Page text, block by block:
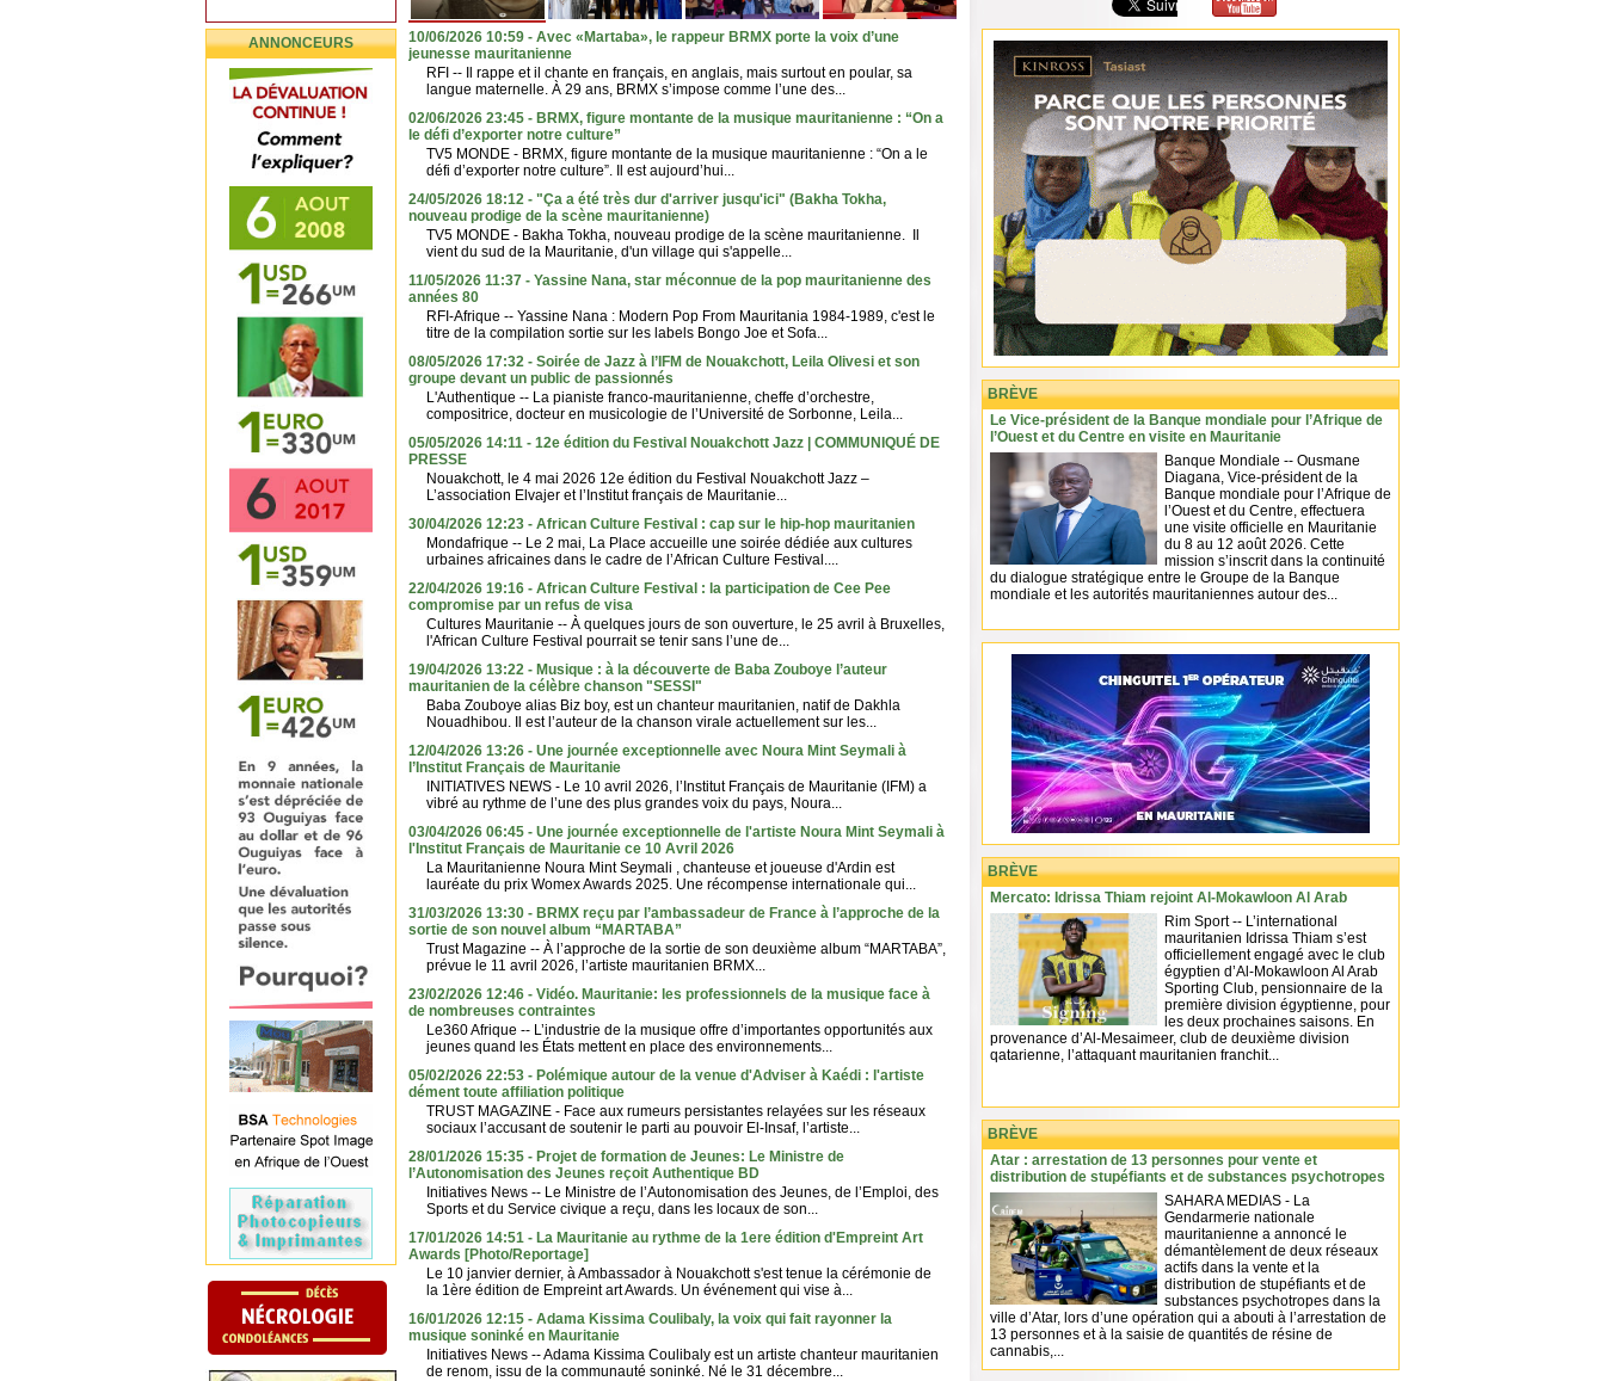
ANNONCEURS
10/06/2026 10:59 - Avec «Martaba», le rappeur BRMX porte la voix d’une
jeunesse mauritanienne
RFI -- Il rappe et il chante en français, en anglais, mais surtout en poular, sa
langue maternelle. À 29 ans, BRMX s’impose comme l’une des...
02/06/2026 23:45 - BRMX, figure montante de la musique mauritanienne : “On a
le défi d’exporter notre culture”
TV5 MONDE - BRMX, figure montante de la musique mauritanienne : “On a le
défi d’exporter notre culture”. Il est aujourd’hui...
24/05/2026 18:12 - "Ça a été très dur d'arriver jusqu'ici" (Bakha Tokha,
nouveau prodige de la scène mauritanienne)
TV5 MONDE - Bakha Tokha, nouveau prodige de la scène mauritanienne. Il
vient du sud de la Mauritanie, d'un village qui s'appelle...
11/05/2026 11:37 - Yassine Nana, star méconnue de la pop mauritanienne des
années 80
RFI-Afrique -- Yassine Nana : Modern Pop From Mauritania 1984-1989, c'est le
titre de la compilation sortie sur les labels Bongo Joe et Sofa...
08/05/2026 17:32 - Soirée de Jazz à l’IFM de Nouakchott, Leila Olivesi et son
groupe devant un public de passionnés
L'Authentique -- La pianiste franco-mauritanienne, cheffe d’orchestre,
compositrice, docteur en musicologie de l’Université de Sorbonne, Leila...
05/05/2026 14:11 - 12e édition du Festival Nouakchott Jazz | COMMUNIQUÉ DE
PRESSE
Nouakchott, le 4 mai 2026 12e édition du Festival Nouakchott Jazz –
L’association Elvajer et l’Institut français de Mauritanie...
30/04/2026 12:23 - African Culture Festival : cap sur le hip-hop mauritanien
Mondafrique -- Le 2 mai, La Place accueille une soirée dédiée aux cultures
urbaines africaines dans le cadre de l’African Culture Festival....
22/04/2026 19:16 - African Culture Festival : la participation de Cee Pee
compromise par un refus de visa
Cultures Mauritanie -- À quelques jours de son ouverture, le 25 avril à Bruxelles,
l'African Culture Festival pourrait se tenir sans l’une de...
19/04/2026 13:22 - Musique : à la découverte de Baba Zouboye l’auteur
mauritanien de la célèbre chanson "SESSI"
Baba Zouboye alias Biz boy, est un chanteur mauritanien, natif de Dakhla
Nouadhibou. Il est l’auteur de la chanson virale actuellement sur les...
12/04/2026 13:26 - Une journée exceptionnelle avec Noura Mint Seymali à
l’Institut Français de Mauritanie
INITIATIVES NEWS - Le 10 avril 2026, l’Institut Français de Mauritanie (IFM) a
vibré au rythme de l’une des plus grandes voix du pays, Noura...
03/04/2026 06:45 - Une journée exceptionnelle de l'artiste Noura Mint Seymali à
l'Institut Français de Mauritanie ce 10 Avril 2026
La Mauritanienne Noura Mint Seymali , chanteuse et joueuse d'Ardin est
lauréate du prix Womex Awards 2025. Une récompense internationale qui...
31/03/2026 13:30 - BRMX reçu par l’ambassadeur de France à l’approche de la
sortie de son nouvel album “MARTABA”
Trust Magazine -- À l’approche de la sortie de son deuxième album “MARTABA”,
prévue le 11 avril 2026, l’artiste mauritanien BRMX...
23/02/2026 12:46 - Vidéo. Mauritanie: les professionnels de la musique face à
de nombreuses contraintes
Le360 Afrique -- L’industrie de la musique offre d’importantes opportunités aux
jeunes quand les États mettent en place des environnements...
05/02/2026 22:53 - Polémique autour de la venue d'Adviser à Kaédi : l'artiste
dément toute affiliation politique
TRUST MAGAZINE - Face aux rumeurs persistantes relayées sur les réseaux
sociaux l’accusant de soutenir le parti au pouvoir El-Insaf, l’artiste...
28/01/2026 15:35 - Projet de formation de Jeunes: Le Ministre de
l’Autonomisation des Jeunes reçoit Authentique BD
Initiatives News -- Le Ministre de l’Autonomisation des Jeunes, de l’Emploi, des
Sports et du Service civique a reçu, dans les locaux de son...
17/01/2026 14:51 - La Mauritanie au rythme de la 1ere édition d'Empreint Art
Awards [Photo/Reportage]
Le 10 janvier dernier, à Ambassador à Nouakchott s'est tenue la cérémonie de
la 1ère édition de Empreint art Awards. Un événement qui vise à...
16/01/2026 12:15 - Adama Kissima Coulibaly, la voix qui fait rayonner la
musique soninké en Mauritanie
Initiatives News -- Adama Kissima Coulibaly est un artiste chanteur mauritanien
de renom, issu de la communauté soninké. Né le 31 décembre...
BRÈVE
Le Vice-président de la Banque mondiale pour l’Afrique de
l’Ouest et du Centre en visite en Mauritanie
Banque Mondiale -- Ousmane
Diagana, Vice-président de la
Banque mondiale pour l’Afrique de
l’Ouest et du Centre, effectuera
une visite officielle en Mauritanie
du 8 au 12 août 2026. Cette
mission s’inscrit dans la continuité
du dialogue stratégique entre le Groupe de la Banque
mondiale et les autorités mauritaniennes autour des...
BRÈVE
Mercato: Idrissa Thiam rejoint Al-Mokawloon Al Arab
Rim Sport -- L’international
mauritanien Idrissa Thiam s’est
officiellement engagé avec le club
égyptien d’Al-Mokawloon Al Arab
Sporting Club, pensionnaire de la
première division égyptienne, pour
les deux prochaines saisons. En
provenance d’Al-Mesaimeer, club de deuxième division
qatarienne, l’attaquant mauritanien franchit...
BRÈVE
Atar : arrestation de 13 personnes pour vente et
distribution de stupéfiants et de substances psychotropes
SAHARA MEDIAS - La
Gendarmerie nationale
mauritanienne a annoncé le
démantèlement de deux réseaux
actifs dans la vente et la
distribution de stupéfiants et de
substances psychotropes dans la
ville d’Atar, lors d’une opération qui a abouti à l’arrestation de
13 personnes et à la saisie de quantités de résine de
cannabis,...